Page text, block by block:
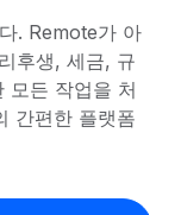
. Remote가 아
후생, 세금, 규
모든 작업을 처
간편한 플랫폼